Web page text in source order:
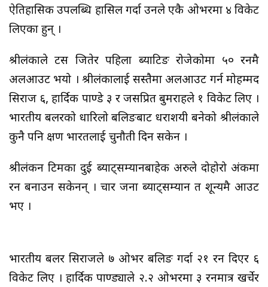
ऐतिहासिक उपलब्धि हासिल गर्दा उनले एकै ओभरमा ४ विकेट
लिएका हुन् ।
श्रीलंकाले टस जितेर पहिला ब्याटिङ रोजेकोमा ५० रनमै
अलआउट भयो । श्रीलंकालाई सस्तैमा अलआउट गर्न मोहम्मद
सिराज ६, हार्दिक पाण्डे ३ र जसप्रित बुमराहले १ विकेट लिए ।
भारतीय बलरको धारिलो बलिङबाट धराशयी बनेको श्रीलंकाले
कुनै पनि क्षण भारतलाई चुनौती दिन सकेन ।
श्रीलंकन टिमका दुई ब्याट्सम्यानबाहेक अरुले दोहोरो अंकमा
रन बनाउन सकेनन् । चार जना ब्याट्सम्यान त शून्यमै आउट
भए ।
भारतीय बलर सिराजले ७ ओभर बलिङ गर्दा २१ रन दिएर ६
विकेट लिए । हार्दिक पाण्ड्याले २.२ ओभरमा ३ रनमात्र खर्चेर